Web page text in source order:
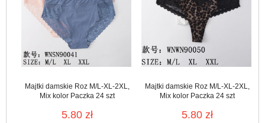
Majtki damskie Roz M/L-XL-2XL,
Mix kolor Paczka 24 szt
5.80 zł
Majtki damskie Roz M/L-XL-2XL,
Mix kolor Paczka 24 szt
5.80 zł